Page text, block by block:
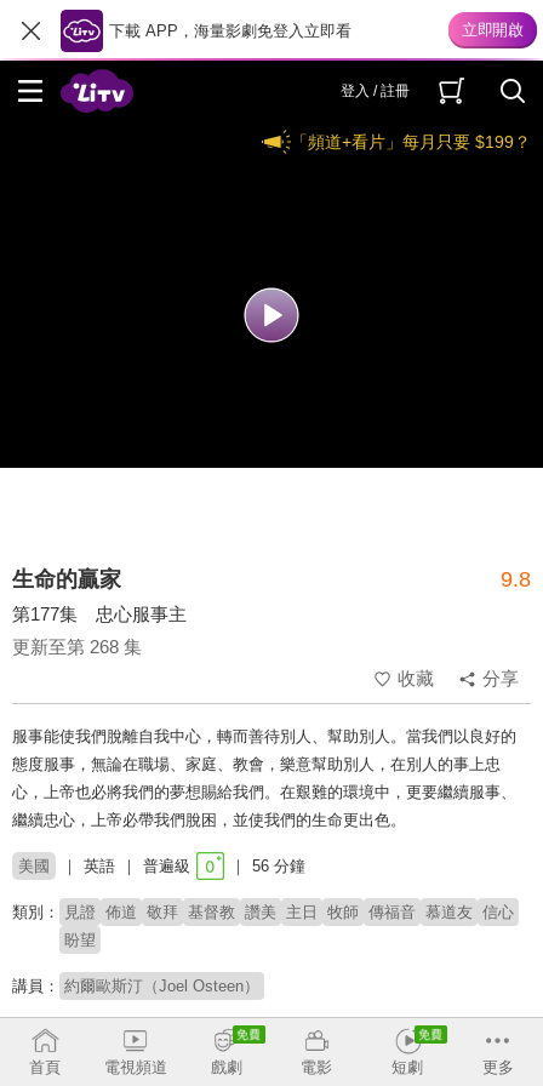
下載 APP，海量影劇免登入立即看
登入 / 註冊
「頻道+看片」每月只要 $199？
生命的贏家 9.8
第177集 忠心服事主
更新至第 268 集
收藏
分享
服事能使我們脫離自我中心，轉而善待別人、幫助別人。當我們以良好的
態度服事，無論在職場、家庭、教會，樂意幫助別人，在別人的事上忠
心，上帝也必將我們的夢想賜給我們。在艱難的環境中，更要繼續服事、
繼續忠心，上帝必帶我們脫困，並使我們的生命更出色。
美國 英語 普遍級 56 分鐘
類別： 見證 佈道 敬拜 基督教 讚美 主日 牧師 傳福音 慕道友 信心
盼望
講員： 約爾歐斯汀（Joel Osteen）
# 鼓舞人心 # 核心信仰
首頁 電視頻道 戲劇 電影 短劇 更多